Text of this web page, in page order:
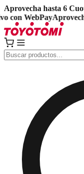
Aprovecha hasta 6
WebPayAprovecha